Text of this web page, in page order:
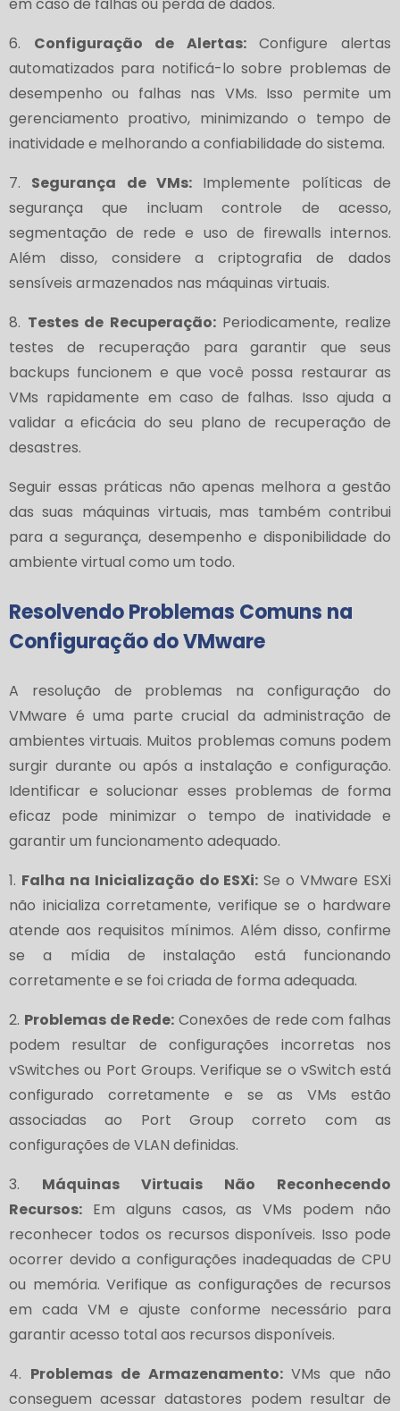
em caso de falhas ou perda de dados.
6. Configuração de Alertas:Configure alertas
automatizados para notificá-lo sobre problemas de
desempenho ou falhas nas VMs. Isso permite um
gerenciamento proativo, minimizando o tempo de
inatividade e melhorando a confiabilidade do sistema.
7. Segurança de VMs: Implemente políticas de
segurança que incluam controle de acesso,
segmentação de rede e uso de firewalls internos.
Além disso, considere a criptografia de dados
sensíveis armazenados nas máquinas virtuais.
8. Testes de Recuperação:Periodicamente, realize
testes de recuperação para garantir que seus
backups funcionem e que você possa restaurar as
VMs rapidamente em caso de falhas. Isso ajuda a
validar a eficácia do seu plano de recuperação de
desastres.
Seguir essas práticas não apenas melhora a gestão
das suas máquinas virtuais, mas também contribui
para a segurança, desempenho e disponibilidade do
ambiente virtual como um todo.
Resolvendo Problemas Comuns na
Configuração do VMware
A resolução de problemas na configuração do
VMware é uma parte crucial da administração de
ambientes virtuais. Muitos problemas comuns podem
surgir durante ou após a instalação e configuração.
Identificar e solucionar esses problemas de forma
eficaz pode minimizar o tempo de inatividade e
garantir um funcionamento adequado.
1. Falha na Inicialização do ESXi: Se o VMware ESXi
não inicializa corretamente, verifique se o hardware
atende aos requisitos mínimos. Além disso, confirme
se a mídia de instalação está funcionando
corretamente e se foi criada de forma adequada.
2. Problemas de Rede: Conexões de rede com falhas
podem resultar de configurações incorretas nos
vSwitches ou Port Groups. Verifique se o vSwitch está
configurado corretamente e se as VMs estão
associadas ao Port Group correto com as
configurações de VLAN definidas.
3. Máquinas Virtuais Não Reconhecendo
Recursos: Em alguns casos, as VMs podem não
reconhecer todos os recursos disponíveis. Isso pode
ocorrer devido a configurações inadequadas de CPU
ou memória. Verifique as configurações de recursos
em cada VM e ajuste conforme necessário para
garantir acesso total aos recursos disponíveis.
4. Problemas de Armazenamento:VMs que não
conseguem acessar datastores podem resultar de